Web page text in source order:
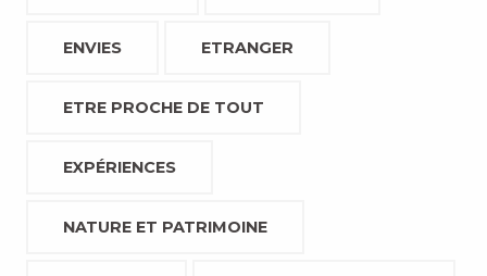
ENVIES ETRANGER
ETRE PROCHE DE TOUT
EXPÉRIENCES
NATURE ET PATRIMOINE